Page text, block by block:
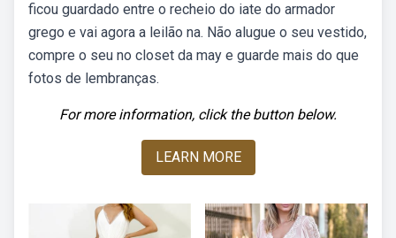
ficou guardado entre o recheio do iate do armador
grego e vai agora a leilão na. Não alugue o seu vestido,
compre o seu no closet da may e guarde mais do que
fotos de lembranças.
For more information, click the button below.
LEARN MORE